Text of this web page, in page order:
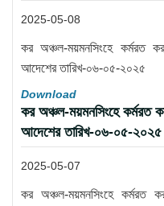
2025-05-08
কর অঞ্চল-ময়মনসিংহে কর্মরত
আদেশের তারিখ-০৬-০৫-২০২৫
Download
কর অঞ্চল-ময়মনসিংহে কর্মরত
আদেশের তারিখ-০৬-০৫-২০২৫
2025-05-07
কর অঞ্চল-ময়মনসিংহে কর্মরত